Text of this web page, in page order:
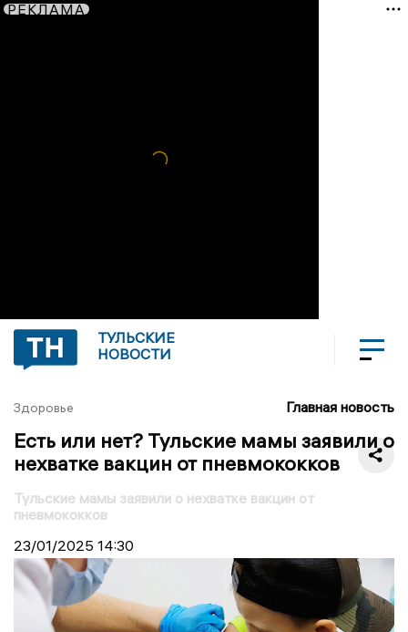
РЕКЛАМА
ТУЛЬСКИЕ
НОВОСТИ
Здоровье Главная новость
Есть или нет? Тульские мамы заявили о
нехватке вакцин от пневмококков
Тульские мамы заявили о нехватке вакцин от
пневмококков
23/01/2025 14:30